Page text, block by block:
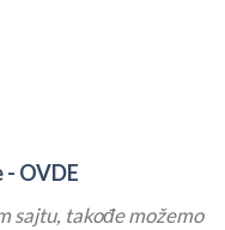
- OVDE
sajtu, takođe možemo